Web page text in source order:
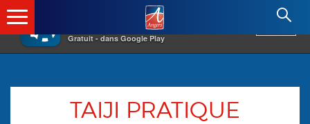
×
Gratuit - dans Google Play
Angers.fr : Retour à l'accueil
TAIJI PRATIQUE